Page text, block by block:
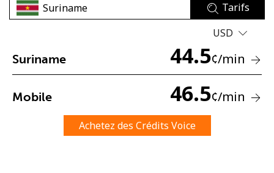
Aucun mot de passe créé
Un numéro
Tarifs
USD
Suriname 44.5¢/min
Mobile 46.5¢/min
Achetez des Crédits Voice